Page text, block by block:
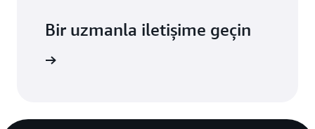
Bir uzmanla iletişime geçin